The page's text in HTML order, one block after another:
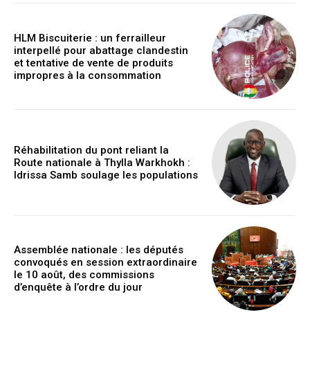
HLM Biscuiterie : un ferrailleur
interpellé pour abattage clandestin
et tentative de vente de produits
impropres à la consommation
Réhabilitation du pont reliant la
Route nationale à Thylla Warkhokh :
Idrissa Samb soulage les populations
Assemblée nationale : les députés
convoqués en session extraordinaire
le 10 août, des commissions
d’enquête à l’ordre du jour